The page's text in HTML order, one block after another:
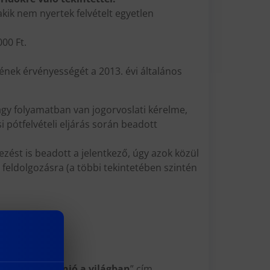
nem nyertek felvételt egyetlen
Ft.
érvényességét a 2013. évi általános
folyamatban van jogorvoslati kérelme,
pótfelvételi eljárás során beadott
is beadott a jelentkező, úgy azok közül
(a többi tekintetében szintén